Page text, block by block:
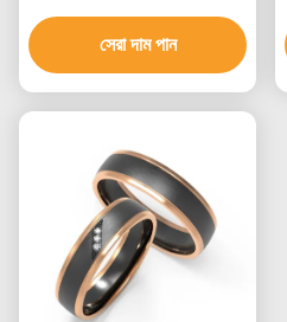
গয়না
সেরা দাম পান